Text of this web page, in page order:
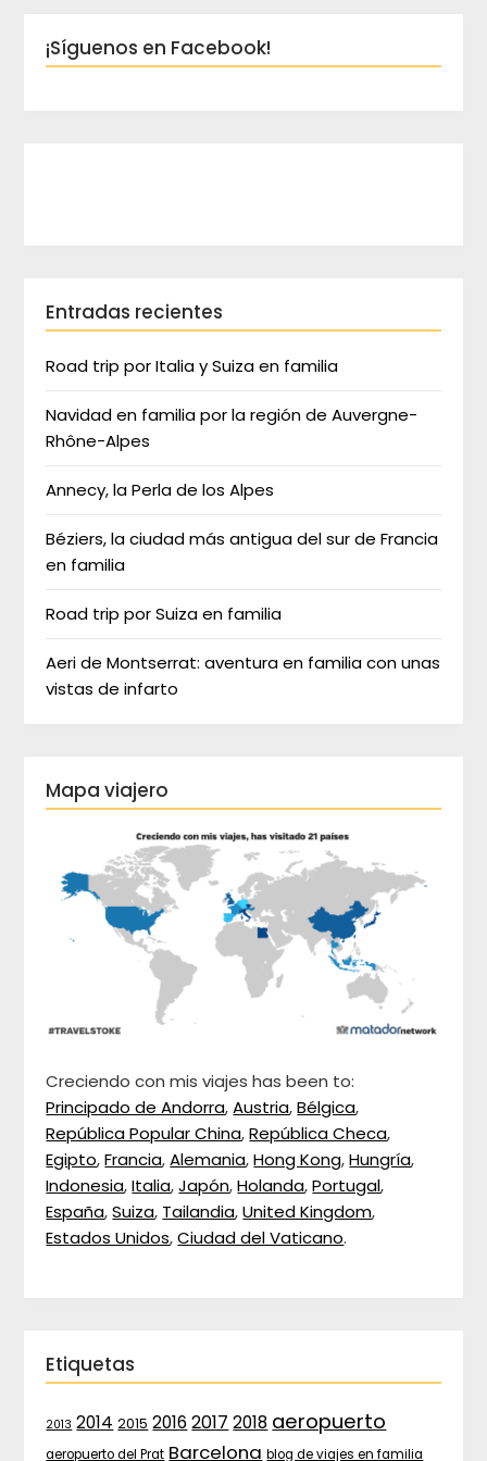
¡Síguenos en Facebook!
Entradas recientes
Road trip por Italia y Suiza en familia
Navidad en familia por la región de Auvergne-
Rhône-Alpes
Annecy, la Perla de los Alpes
Béziers, la ciudad más antigua del sur de Francia
en familia
Road trip por Suiza en familia
Aeri de Montserrat: aventura en familia con unas
vistas de infarto
Mapa viajero
Creciendo con mis viajes has been to:
Principado de Andorra,Austria,Bélgica,
República Popular China,República Checa,
Egipto,Francia,Alemania,Hong Kong,Hungría,
Indonesia,Italia,Japón,Holanda,Portugal,
España,Suiza, Tailandia,United Kingdom,
Estados Unidos,Ciudad del Vaticano.
Etiquetas
2013 2014 2015 2016 2017 2018 aeropuerto
aeropuerto del Prat Barcelona blog de viajes en familia